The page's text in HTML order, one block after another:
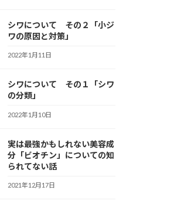
シワについて その２「小ジ
ワの原因と対策」
2022年1月11日
シワについて その１「シワ
の分類」
2022年1月10日
実は最強かもしれない美容成
分「ビオチン」についての知
られてない話
2021年12月17日